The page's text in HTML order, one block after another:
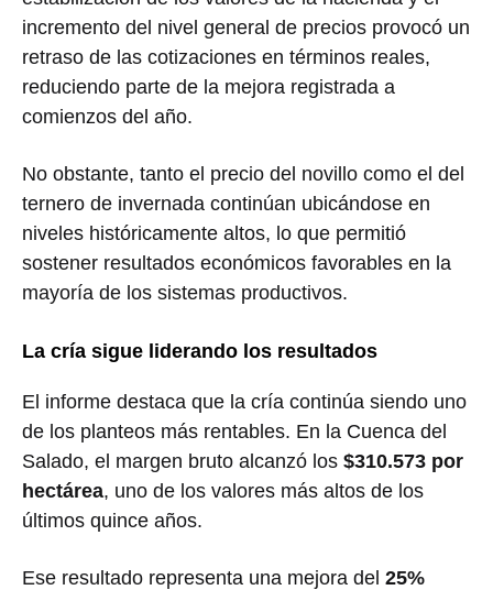
incremento del nivel general de precios provocó un
retraso de las cotizaciones en términos reales,
reduciendo parte de la mejora registrada a
comienzos del año.
No obstante, tanto el precio del novillo como el del
ternero de invernada continúan ubicándose en
niveles históricamente altos, lo que permitió
sostener resultados económicos favorables en la
mayoría de los sistemas productivos.
La cría sigue liderando los resultados
El informe destaca que la cría continúa siendo uno
de los planteos más rentables. En la Cuenca del
Salado, el margen bruto alcanzó los $310.573 por
hectárea, uno de los valores más altos de los
últimos quince años.
Ese resultado representa una mejora del 25%